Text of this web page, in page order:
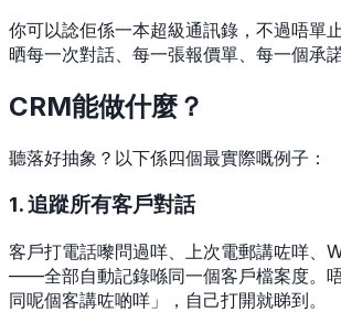
你可以諗佢係一本超級通訊錄，不過唔單
晒每一次對話、每一張報價單、每一個承諾
CRM能做什麼？
聽落好抽象？以下係四個最實際嘅例子：
1. 追蹤所有客戶對話
客戶打電話嚟問過咩、上次電郵講咗咩、
——全部自動記錄喺同一個客戶檔案度。
同呢個客講咗啲咩」，自己打開就睇到。